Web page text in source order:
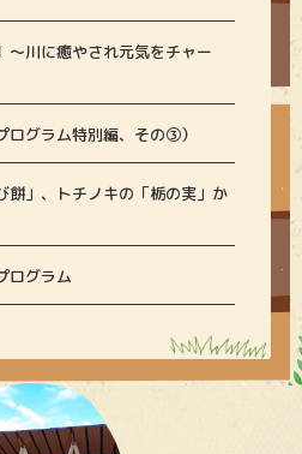
〜川に癒やされ元気をチャー
ログラム特別編、その③）
餅」、トチノキの「栃の実」か
ログラム